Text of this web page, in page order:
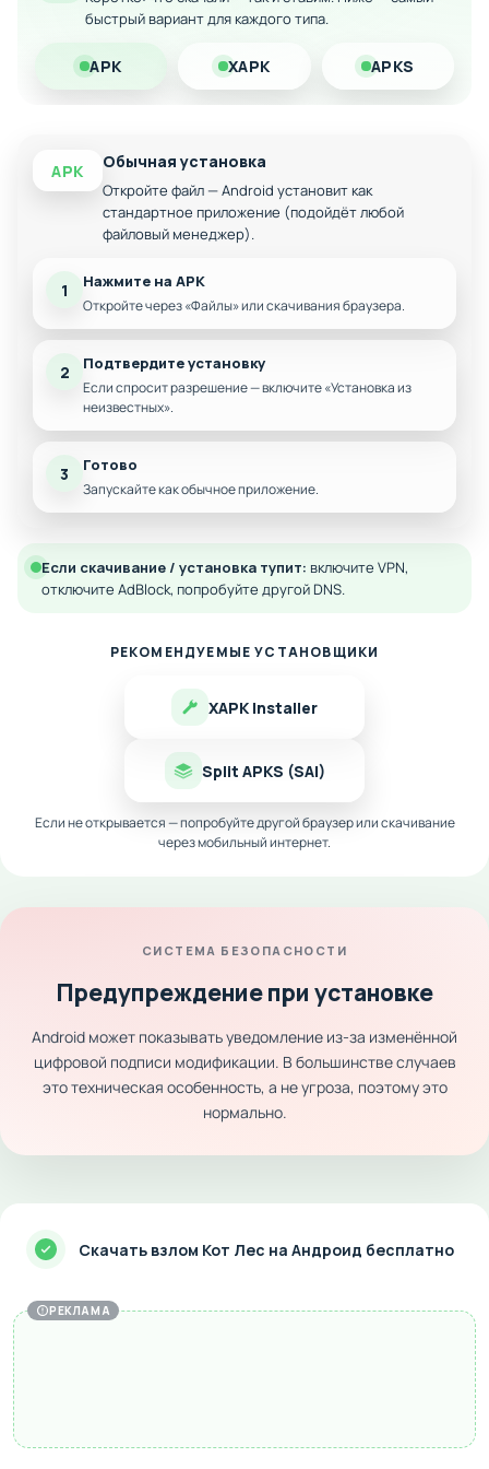
Скачайте модифицированную версию Кот Лес с
безлимитным количеством денег на свой Android-
смартфон и наслаждайтесь игрой без финансовых
ограничений!
быстрый вариант для каждого типа.
APK XAPK APKS
APK Обычная установка
Откройте файл — Android установит как
стандартное приложение (подойдёт любой
файловый менеджер).
1 Нажмите на APK
Откройте через «Файлы» или скачивания браузера.
2 Подтвердите установку
Если спросит разрешение — включите «Установка из
неизвестных».
3 Готово
Запускайте как обычное приложение.
Если скачивание / установка тупит: включите VPN,
отключите AdBlock, попробуйте другой DNS.
РЕКОМЕНДУЕМЫЕ УСТАНОВЩИКИ
XAPK Installer
Split APKS (SAI)
Если не открывается — попробуйте другой браузер или скачивание
через мобильный интернет.
СИСТЕМА БЕЗОПАСНОСТИ
Предупреждение при установке
Android может показывать уведомление из-за изменённой
цифровой подписи модификации. В большинстве случаев
это техническая особенность, а не угроза, поэтому это
нормально.
Скачать взлом Кот Лес на Андроид бесплатно
РЕКЛАМА